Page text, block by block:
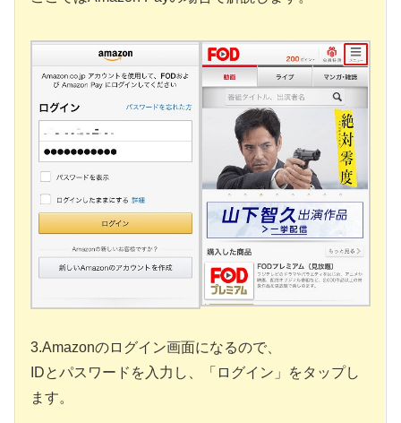
3.Amazonのログイン画面になるので、
IDとパスワードを入力し、「ログイン」をタップし
ます。